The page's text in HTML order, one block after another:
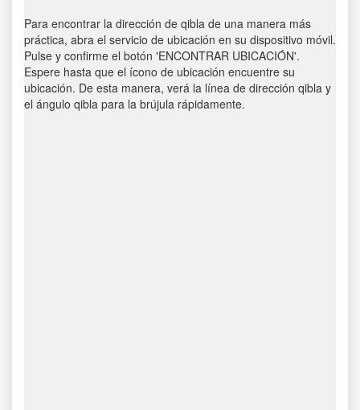
Para encontrar la dirección de qibla de una manera más
práctica, abra el servicio de ubicación en su dispositivo móvil.
Pulse y confirme el botón 'ENCONTRAR UBICACIÓN'.
Espere hasta que el ícono de ubicación encuentre su
ubicación. De esta manera, verá la línea de dirección qibla y
el ángulo qibla para la brújula rápidamente.